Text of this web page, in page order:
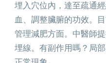
埋入穴位內，達至疏通
血、調整臟腑的功效。
管理減肥方面。中醫師
埋線。有副作用嗎？局